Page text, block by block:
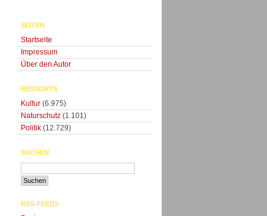
SEITEN
Startseite
Impressum
Über den Autor
RESSORTS
Kultur (6.975)
Naturschutz (1.101)
Politik (12.729)
SUCHEN
RSS-FEEDS